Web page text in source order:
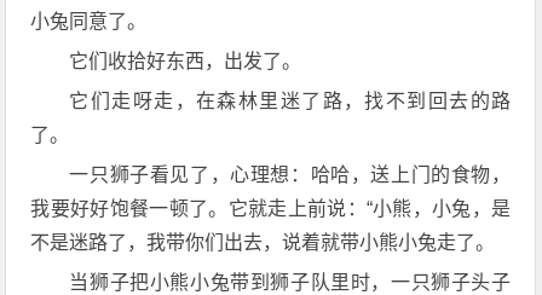
小兔同意了。
它们收拾好东西，出发了。
它们走呀走，在森林里迷了路，找不到回去的路
了。
一只狮子看见了，心理想：哈哈，送上门的食物，
我要好好饱餐一顿了。它就走上前说：“小熊，小兔，是
不是迷路了，我带你们出去，说着就带小熊小兔走了。
当狮子把小熊小兔带到狮子队里时，一只狮子头子